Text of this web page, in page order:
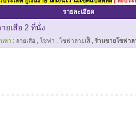
รายละเอียด
ยเสือ 2 ที่นั่ง
หา : ลายเสือ , โซฟา , โซฟาลายเสืิ , ร้านขายโซฟาล